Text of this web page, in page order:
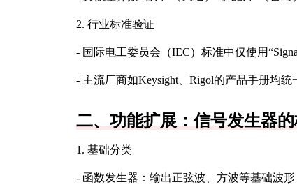
2. 行业标准验证
- 国际电工委员会（IEC）标准中仅使用
- 主流厂商如Keysight、Rigol的产品手册均
二、功能扩展：信号发生器
1. 基础分类
- 函数发生器：输出正弦波、方波等基础波